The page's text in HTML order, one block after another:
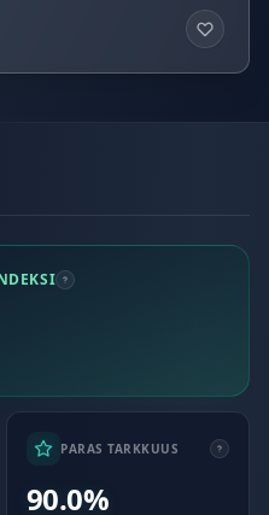
PARAS TARKKUUS
90.0%